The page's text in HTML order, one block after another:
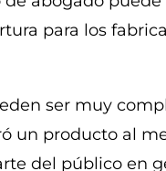
para los
ser muy
un producto al
del público en